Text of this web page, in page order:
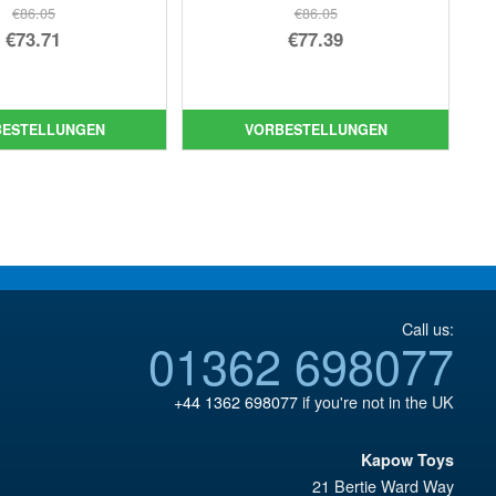
€86.05
Ursprünglicher
€86.05
€73.71
ist:
€73.71.
€86.05
Ursprünglicher
€86.05
€77.39
ist:
€77.39.
VORBESTELLUNGEN
Call us:
01362 698077
+44 1362 698077if you're not in the UK
Kapow Toys
21 Bertie Ward Way